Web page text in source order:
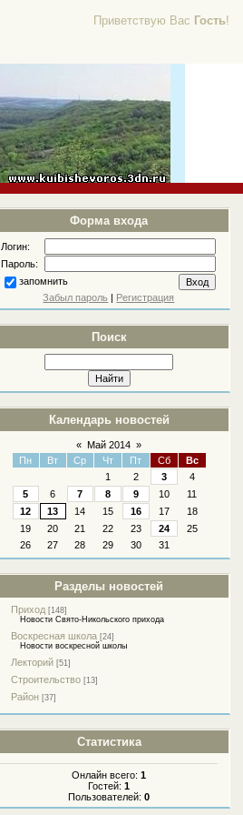
Приветствую Вас Гость!
Форма входа
Логин:
Пароль:
запомнить
Забыл пароль | Регистрация
Поиск
Календарь новостей
« Май 2014 »
Пн
Вт Ср Чт Пт Сб
Вс
1
2 3
4
5
6 7 8 9 10
11
12
13 14 15 16 17
18
19
20 21 22 23 24
25
26
27 28 29 30 31
Разделы новостей
Приход [148]
Новости Свято-Никольского прихода
Воскресная школа [24]
Новости воскресной школы
Лекторий [51]
Строительство [13]
Район [37]
Статистика
Онлайн всего:1
Гостей:1
Пользователей:0